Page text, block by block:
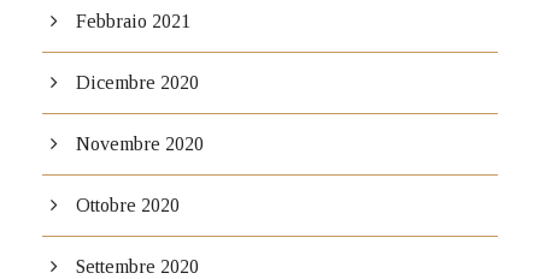
Febbraio 2021
Dicembre 2020
Novembre 2020
Ottobre 2020
Settembre 2020